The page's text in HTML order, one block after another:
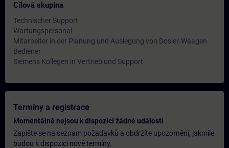
Cílová skupina
Technischer Support
Wartungspersonal
Mitarbeiter in der Planung und Auslegung von Dosier-Waagen
Bediener
Siemens Kollegen in Vertrieb und Support
Termíny a registrace
Momentálně nejsou k dispozici žádné události
Zapište se na seznam požadavků a obdržíte upozornění, jakmile
budou k dispozici nové termíny.